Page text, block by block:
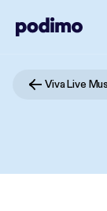
Viva Live